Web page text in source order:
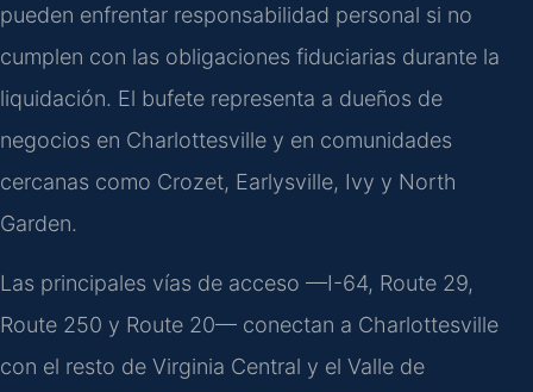
pueden enfrentar responsabilidad personal si no
cumplen con las obligaciones fiduciarias durante la
liquidación. El bufete representa a dueños de
negocios en Charlottesville y en comunidades
cercanas como Crozet, Earlysville, Ivy y North
Garden.
Las principales vías de acceso —I-64, Route 29,
Route 250 y Route 20— conectan a Charlottesville
con el resto de Virginia Central y el Valle de